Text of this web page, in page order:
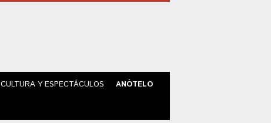
CULTURA Y ESPECTÁCULOS ANÓTELO